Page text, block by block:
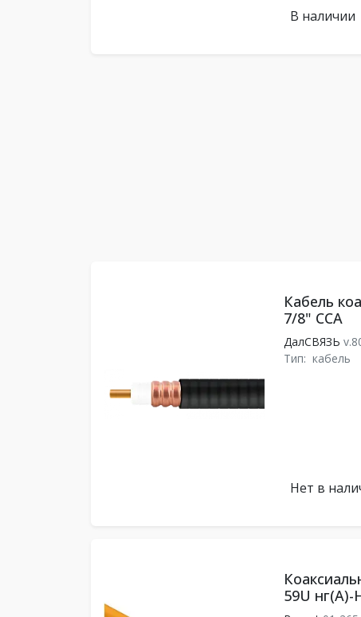
В наличии
Кабель
7/8" CCA
ДалСВЯЗЬ
Тип: кабель
Нет в
59U нг(А)-